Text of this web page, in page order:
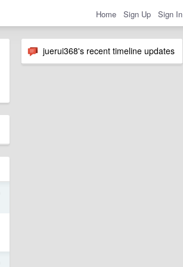
Home Sign Up Sign In
juerui368's recent timeline updates